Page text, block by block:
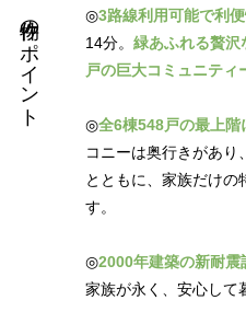
物件のポイント ◎3路線利用可能で利
14分。 緑あふれる贅沢
戸の巨大コミュニティ
◎全6棟548戸の最上階
コニーは奥行きがあり、
とともに、家族だけの
す。
◎2000年建築の新耐震
家族が永く、安心して